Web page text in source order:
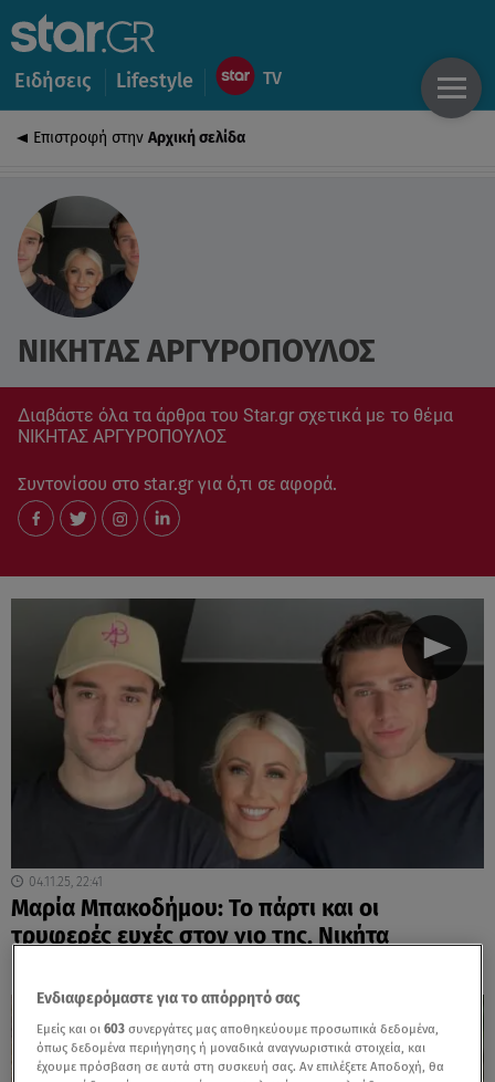
Ειδήσεις Lifestyle
Επιστροφή στην Αρχική σελίδα
ΝΙΚΗΤΑΣ ΑΡΓΥΡΟΠΟΥΛΟΣ
Διαβάστε όλα τα άρθρα του Star.gr σχετικά με το θέμα
ΝΙΚΗΤΑΣ ΑΡΓΥΡΟΠΟΥΛΟΣ
Συντονίσου στο star.gr για ό,τι σε αφορά.
04.11.25, 22:41
Μαρία Μπακοδήμου: Το πάρτι και οι
τρυφερές ευχές στον γιο της, Νικήτα
Ενδιαφερόμαστε για το απόρρητό σας
Εμείς και οι603 συνεργάτες μας αποθηκεύουμε προσωπικά δεδομένα,
όπως δεδομένα περιήγησης ή μοναδικά αναγνωριστικά στοιχεία, και
έχουμε πρόσβαση σε αυτά στη συσκευή σας. Αν επιλέξετε Αποδοχή, θα